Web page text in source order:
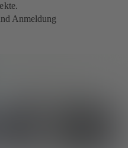
Anmeldung